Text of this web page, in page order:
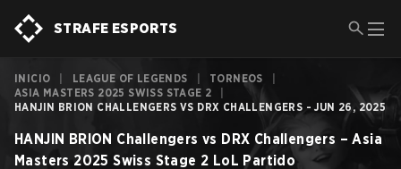
STRAFE ESPORTS
INICIO LEAGUE OF LEGENDS TORNEOS
ASIA MASTERS 2025 SWISS STAGE 2
HANJIN BRION CHALLENGERS VS DRX CHALLENGERS - JUN 26, 2025
HANJIN BRION Challengers vs DRX Challengers –Asia
Masters 2025 Swiss Stage 2 LoL Partido